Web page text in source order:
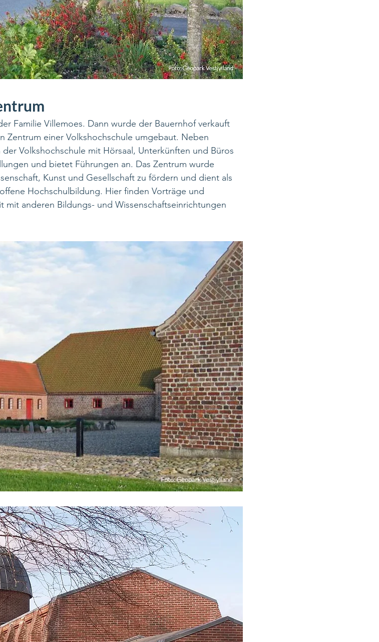
Familie Villemoes. Dann wurde der Bauernhof verkauft
Zentrum einer Volkshochschule umgebaut. Neben
Volkshochschule mit Hörsaal, Unterkünften und Büros
und bietet Führungen an. Das Zentrum wurde
Kunst und Gesellschaft zu fördern und dient als
Hochschulbildung. Hier finden Vorträge und
mit anderen Bildungs- und Wissenschaftseinrichtungen